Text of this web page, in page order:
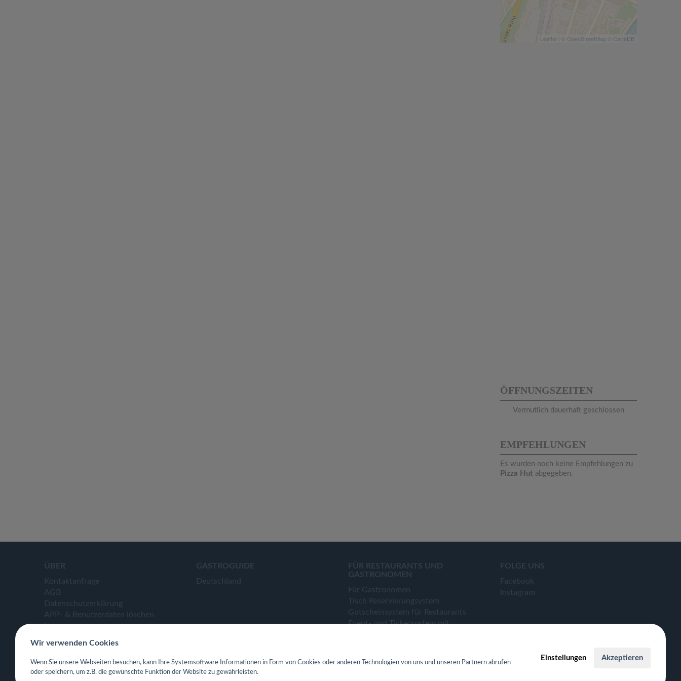
Leaflet | © OpenStreetMap © CartoDB
ÖFFNUNGSZEITEN
Vermutlich dauerhaft geschlossen
EMPFEHLUNGEN
Es wurden noch keine Empfehlungen zu
Pizza Hut abgegeben.
ÜBER
Kontaktanfrage
AGB
Datenschutzerklärung
APP- & Benutzerdaten löschen
Impressum
GASTROGUIDE
Deutschland
FÜR RESTAURANTS UND
GASTRONOMEN
Für Gastronomen
Tisch Reservierungsystem
Gutscheinsystem für Restaurants
Event- und Ticketsystem mit
Webseiten für Restaurant
FOLGE UNS
Facebook
Instagram
Wir verwenden Cookies
Wenn Sie unsere Webseiten besuchen, kann Ihre Systemsoftware Informationen in Form von Cookies oder anderen Technologien von uns und unseren Partnern abrufen
oder speichern, um z.B. die gewünschte Funktion der Website zu gewährleisten.
Einstellungen Akzeptieren